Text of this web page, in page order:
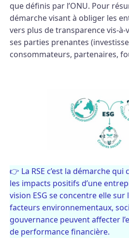
que définis par l’ONU. Pour
démarche visant à obliger les
vers plus de transparence vis-à-
ses parties prenantes
consommateurs, partenaires,
👉 La RSE c’est la démarche
les impacts positifs d’une
vision ESG se concentre elle
facteurs environnementaux,
gouvernance peuvent affecter
de performance financière.